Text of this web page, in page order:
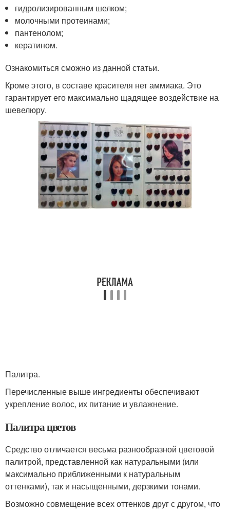
гидролизированным шелком;
молочными протеинами;
пантенолом;
кератином.
Ознакомиться сможно из данной статьи.
Кроме этого, в составе красителя нет аммиака. Это
гарантирует его максимально щадящее воздействие на
шевелюру.
Палитра.
Перечисленные выше ингредиенты обеспечивают
укрепление волос, их питание и увлажнение.
Палитра цветов
Средство отличается весьма разнообразной цветовой
палитрой, представленной как натуральными (или
максимально приближенными к натуральным
оттенками), так и насыщенными, дерзкими тонами.
Возможно совмещение всех оттенков друг с другом, что